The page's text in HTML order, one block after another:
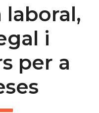
laboral,
i
per a